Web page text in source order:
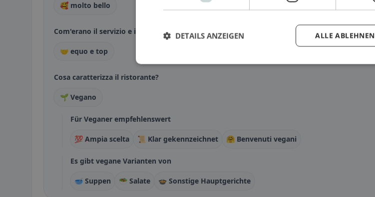
🥰 molto bello
Com'erano il servizio e il rapporto qualità-prezzo?
🤝 equo e top
Cosa caratterizza il ristorante?
🌱 Vegano
Für Veganer empfehlenswert
💯 Ampia scelta 📜 Klar gekennzeichnet 🤗 Benvenuti vegani
Es gibt vegane Varianten von
🥣 Suppen 🥗 Salate 🍲 Sonstige Hauptgerichte
ALLE ABLEHNEN
DETAILS ANZEIGEN